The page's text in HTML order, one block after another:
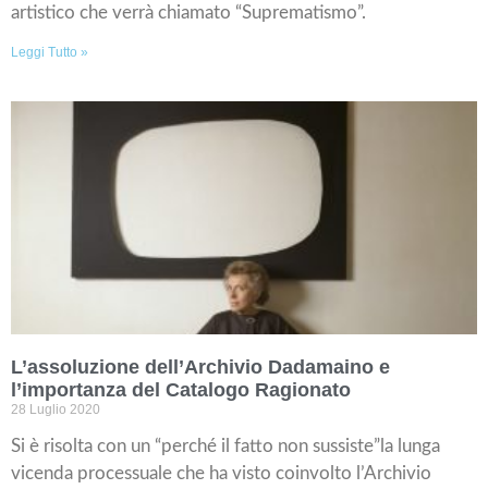
artistico che verrà chiamato “Suprematismo”.
Leggi Tutto »
L’assoluzione dell’Archivio Dadamaino e
l’importanza del Catalogo Ragionato
28 Luglio 2020
Si è risolta con un “perché il fatto non sussiste”la lunga
vicenda processuale che ha visto coinvolto l’Archivio